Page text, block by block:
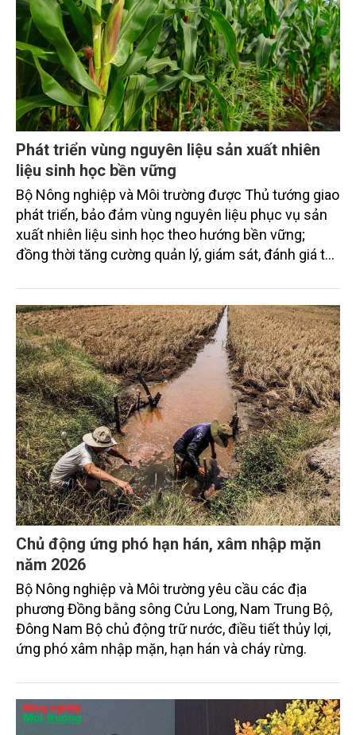
Phát triển vùng nguyên liệu sản xuất nhiên
liệu sinh học bền vững
Bộ Nông nghiệp và Môi trường được Thủ tướng giao
phát triển, bảo đảm vùng nguyên liệu phục vụ sản
xuất nhiên liệu sinh học theo hướng bền vững;
đồng thời tăng cường quản lý, giám sát, đánh giá tác
sinh học, đặc biệt là trong sản xuất, hướng dẫn việc
xử lý chất thải, tái chế, tái sử dụng nhằm giảm thiểu
ảnh hưởng tiêu cực đến môi trường.
Chủ động ứng phó hạn hán, xâm nhập mặn
năm 2026
Bộ Nông nghiệp và Môi trường yêu cầu các địa
phương Đồng bằng sông Cửu Long, Nam Trung Bộ,
Đông Nam Bộ chủ động trữ nước, điều tiết thủy lợi,
ứng phó xâm nhập mặn, hạn hán và cháy rừng.